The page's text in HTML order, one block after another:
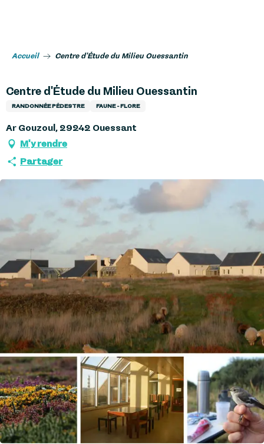
Accueil Centre d'Étude du Milieu Ouessantin
Centre d'Étude du Milieu Ouessantin
RANDONNÉE PÉDESTRE FAUNE - FLORE
Ar Gouzoul, 29242 Ouessant
M'y rendre
Partager